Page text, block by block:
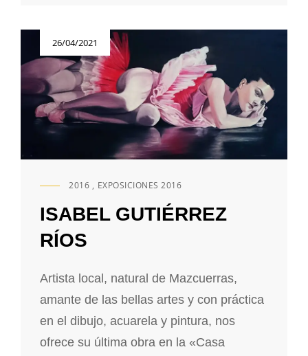
26/04/2021
ENLACES
CATEGORÍAS
2016 , EXPOSICIONES 2016
ISABEL GUTIÉRREZ
RÍOS
Artista local, natural de Mazcuerras,
amante de las bellas artes y con práctica
en el dibujo, acuarela y pintura, nos
ofrece su última obra en la «Casa